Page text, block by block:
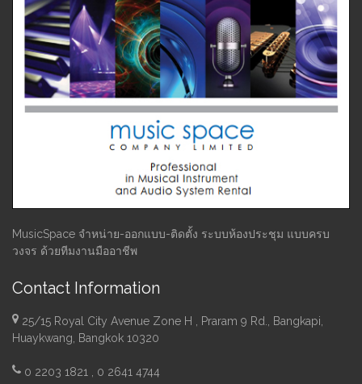
MusicSpace จำหน่าย-ออกแบบ-ติดตั้ง ระบบห้องประชุม แบบครบ
วงจร ด้วยทีมงานมืออาชีพ
Contact Information
25/15 Royal City Avenue Zone H , Praram 9 Rd., Bangkapi,
Huaykwang, Bangkok 10320
0 2203 1821 , 0 2641 4744